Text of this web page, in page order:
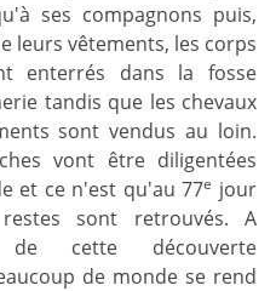
ses compagnons puis,
leurs vêtements, les corps
enterrés dans la fosse
tandis que les chevaux
sont vendus au loin.
vont être diligentées
et ce n'est qu'au 77e jour
sont retrouvés. A
de cette découverte
de monde se rend